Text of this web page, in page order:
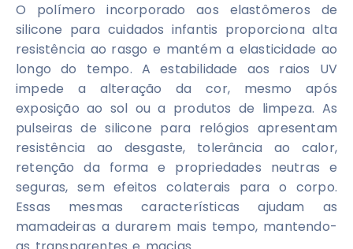
O polímero incorporado aos elastômeros de
silicone para cuidados infantis proporciona alta
resistência ao rasgo e mantém a elasticidade ao
longo do tempo. A estabilidade aos raios UV
impede a alteração da cor, mesmo após
exposição ao sol ou a produtos de limpeza. As
pulseiras de silicone para relógios apresentam
resistência ao desgaste, tolerância ao calor,
retenção da forma e propriedades neutras e
seguras, sem efeitos colaterais para o corpo.
Essas mesmas características ajudam as
mamadeiras a durarem mais tempo, mantendo-